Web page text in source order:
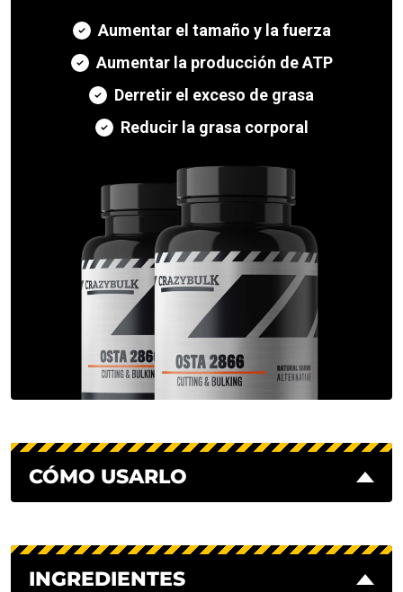
Aumentar el tamaño y la fuerza
Aumentar la producción de ATP
Derretir el exceso de grasa
Reducir la grasa corporal
CÓMO USARLO
INGREDIENTES